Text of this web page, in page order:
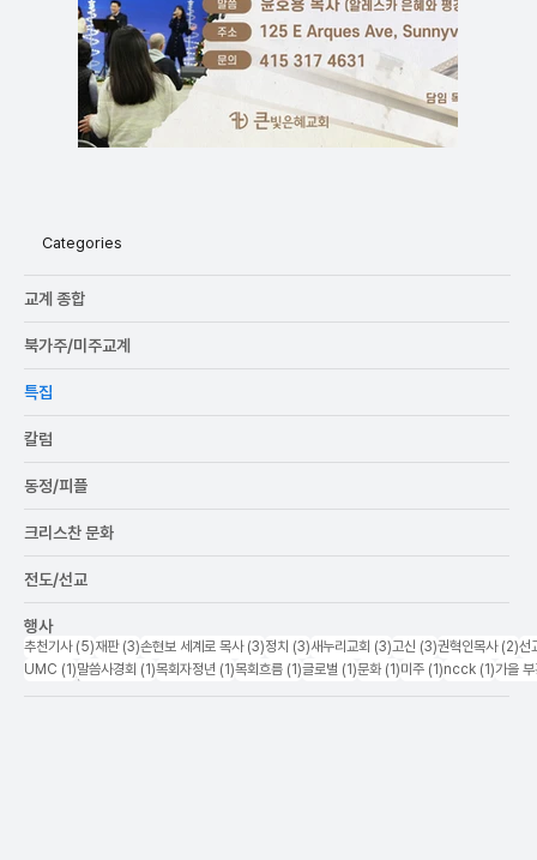
Categories
교계 종합
북가주/미주교계
특집
칼럼
동정/피플
크리스찬 문화
전도/선교
행사
후원교회
추천기사 (5)5 posts
재판 (3)3 posts
손현보 세계로 목사 (3)3 posts
정치 (3)3 posts
새누리교회 (3)3 posts
고신 (3)3 posts
권혁인목사 (2)2
선
UMC (1)1 post
말씀사경회 (1)1 post
목회자정년 (1)1 post
목회흐름 (1)1 post
글로벌 (1)1 post
문화 (1)1 post
미주 (1)1 post
ncck (1)1 post
가을